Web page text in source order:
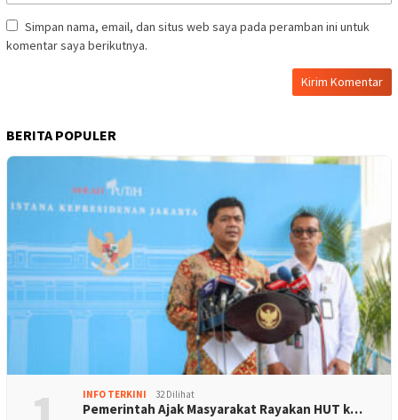
Simpan nama, email, dan situs web saya pada peramban ini untuk
komentar saya berikutnya.
BERITA POPULER
INFO TERKINI 32 Dilihat
Pemerintah Ajak Masyarakat Rayakan HUT k…